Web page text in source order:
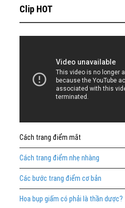
Clip HOT
Cách trang điểm mắt
Cách trang điểm nhẹ nhàng
Các bước trang điểm cơ bản
Hoa bụp giấm có phải là thần dược?